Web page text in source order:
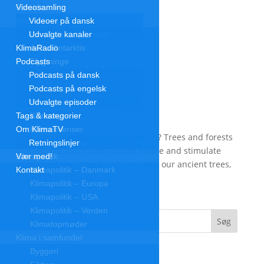
Trees will save our planet
16. november 2019
50:39 | Will trees save our planet? Trees and forests
make the earth and climate livable and stimulate
biodiversity. How do we deal with our ancient trees,
and what else can we do?
Forside
Klimakrisen
Klimakrisen (blandet)
Arktis/Antarktis
Flygtninge
Forskning
Havet stiger
Klimamodstand
Klimamyter
Konsekvenser
Overbefolkning
Klimapolitik
Klimapolitik – Danmark
Klimapolitik – Europa
Klimapolitik – USA
Klimapolitik – Verden
Klimatopmøder
Klima i samfundet
Byggeri
Videosamling
Videoer på dansk
Udvalgte kanaler
KlimaRadio
Podcasts
Podcasts på dansk
Podcasts på engelsk
Udvalgte episoder
Tags & kategorier
Om KlimaTV
Retningslinjer
Vær med!
Kontakt